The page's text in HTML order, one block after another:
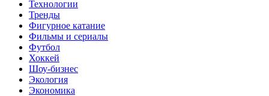
Технологии
Тренды
Фигурное катание
Фильмы и сериалы
Футбол
Хоккей
Шоу-бизнес
Экология
Экономика